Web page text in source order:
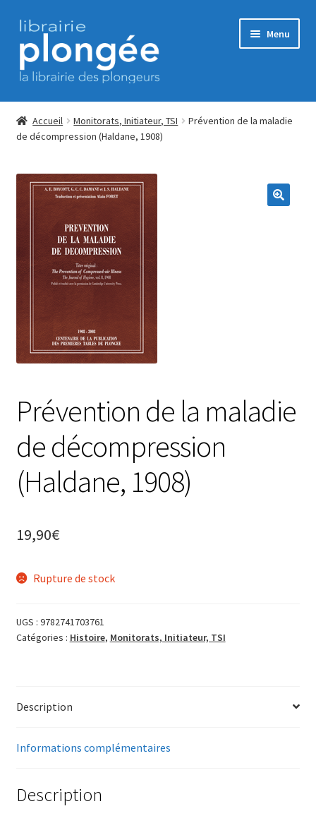
Aller
à
la
navigation
Aller
au
contenu
Menu
Accueil
Commande
CONDITIONS GENERALES DE VENTE
ERP Subscription
Mon Compte
Panier
Revendeurs
Votre droit de rétractation
Accueil Monitorats, Initiateur, TSI
Prévention de la maladie
de décompression (Haldane, 1908)
Prévention de la maladie
de décompression
(Haldane, 1908)
19,90€
Rupture de stock
UGS : 9782741703761
Catégories : Histoire, Monitorats, Initiateur, TSI
Description
Informations complémentaires
Description